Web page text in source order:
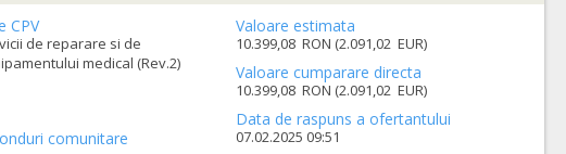
CPV
de reparare si de
medical (Rev.2)
comunitare
Valoare estimata
10.399,08 RON (2.091,02 EUR)
Valoare cumparare directa
10.399,08 RON (2.091,02 EUR)
Data de raspuns a ofertantului
07.02.2025 09:51